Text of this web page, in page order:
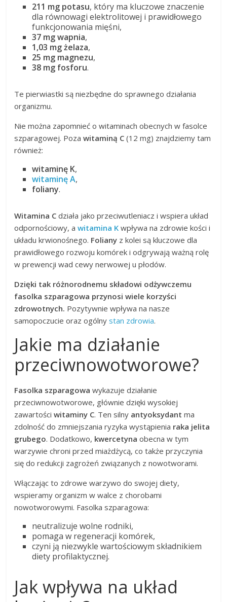
211 mg potasu, który ma kluczowe znaczenie
dla równowagi elektrolitowej i prawidłowego
funkcjonowania mięśni,
37 mg wapnia,
1,03 mg żelaza,
25 mg magnezu,
38 mg fosforu.
Te pierwiastki są niezbędne do sprawnego działania
organizmu.
Nie można zapomnieć o witaminach obecnych w fasolce
szparagowej. Pozawitaminą C (12 mg) znajdziemy tam
również:
witaminę K,
witaminę A,
foliany.
Witamina C działa jako przeciwutleniacz i wspiera układ
odpornościowy, awitamina K wpływa na zdrowie kości i
układu krwionośnego. Foliany z kolei są kluczowe dla
prawidłowego rozwoju komórek i odgrywają ważną rolę
w prewencji wad cewy nerwowej u płodów.
Dzięki tak różnorodnemu składowi odżywczemu
fasolka szparagowa przynosi wiele korzyści
zdrowotnych. Pozytywnie wpływa na nasze
samopoczucie oraz ogólnystan zdrowia.
Jakie ma działanie
przeciwnowotworowe?
Fasolka szparagowa wykazuje działanie
przeciwnowotworowe, głównie dzięki wysokiej
zawartościwitaminy C. Ten silny antyoksydant ma
zdolność do zmniejszania ryzyka wystąpienia raka jelita
grubego. Dodatkowo, kwercetyna obecna w tym
warzywie chroni przed miażdżycą, co także przyczynia
się do redukcji zagrożeń związanych z nowotworami.
Włączając to zdrowe warzywo do swojej diety,
wspieramy organizm w walce z chorobami
nowotworowymi. Fasolka szparagowa:
neutralizuje wolne rodniki,
pomaga w regeneracji komórek,
czyni ją niezwykle wartościowym składnikiem
diety profilaktycznej.
Jak wpływa na układ